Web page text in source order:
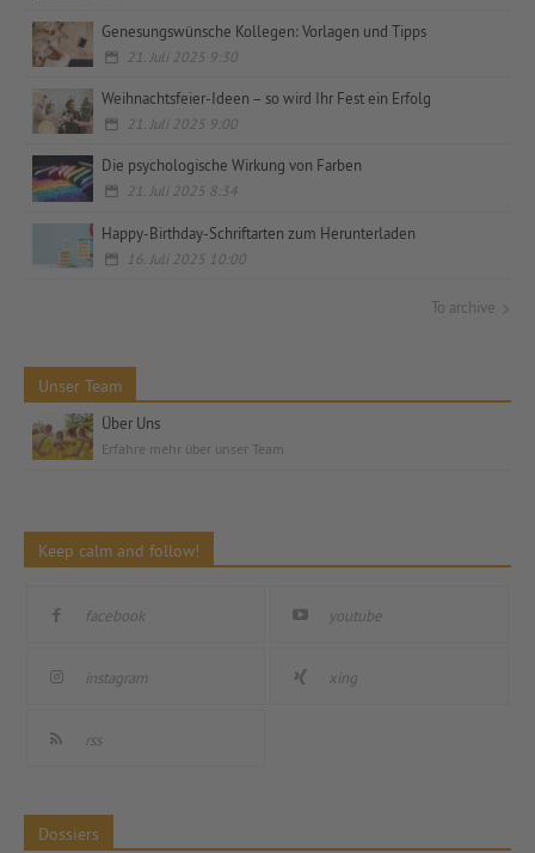
Genesungswünsche Kollegen: Vorlagen und Tipps
21. Juli 2025 9:30
Weihnachtsfeier-Ideen – so wird Ihr Fest ein Erfolg
21. Juli 2025 9:00
Die psychologische Wirkung von Farben
21. Juli 2025 8:34
Happy-Birthday-Schriftarten zum Herunterladen
16. Juli 2025 10:00
To archive
Unser Team
Über Uns
Erfahre mehr über unser Team
Keep calm and follow!
facebook youtube
instagram xing
rss
Dossiers